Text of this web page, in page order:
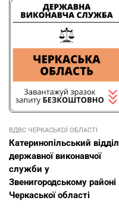
ВДВС ЧЕРКАСЬКОЇ ОБЛАСТІ
Катеринопільський відділ
державної виконавчої
служби у
Звенигородському районі
Черкаської області